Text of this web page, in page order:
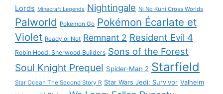
Lords Minecraft Legends Nightingale Ni No Kuni Cross Worlds
Palworld Pokemon Go Pokémon Écarlate et
Violet Ready or Not Remnant 2 Resident Evil 4
Robin Hood: Sherwood Builders Sons of the Forest
Soul Knight Prequel Spider-Man 2 Starfield
Star Ocean The Second Story R Star Wars Jedi: Survivor Valheim